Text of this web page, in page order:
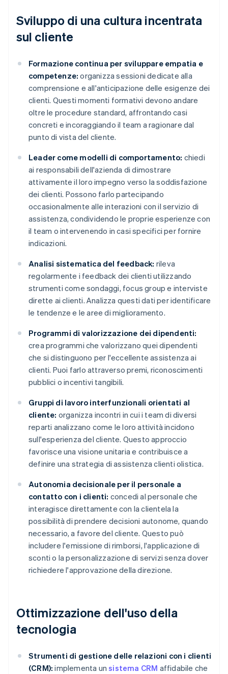
Sviluppo di una cultura incentrata
sul cliente
Formazione continua per sviluppare empatia e
competenze: organizza sessioni dedicate alla
comprensione e all'anticipazione delle esigenze dei
clienti. Questi momenti formativi devono andare
oltre le procedure standard, affrontando casi
concreti e incoraggiando il team a ragionare dal
punto di vista del cliente.
Leader come modelli di comportamento: chiedi
ai responsabili dell'azienda di dimostrare
attivamente il loro impegno verso la soddisfazione
dei clienti. Possono farlo partecipando
occasionalmente alle interazioni con il servizio di
assistenza, condividendo le proprie esperienze con
il team o intervenendo in casi specifici per fornire
indicazioni.
Analisi sistematica del feedback: rileva
regolarmente i feedback dei clienti utilizzando
strumenti come sondaggi, focus group e interviste
dirette ai clienti. Analizza questi dati per identificare
le tendenze e le aree di miglioramento.
Programmi di valorizzazione dei dipendenti:
crea programmi che valorizzano quei dipendenti
che si distinguono per l'eccellente assistenza ai
clienti. Puoi farlo attraverso premi, riconoscimenti
pubblici o incentivi tangibili.
Gruppi di lavoro interfunzionali orientati al
cliente: organizza incontri in cui i team di diversi
reparti analizzano come le loro attività incidono
sull'esperienza del cliente. Questo approccio
favorisce una visione unitaria e contribuisce a
definire una strategia di assistenza clienti olistica.
Autonomia decisionale per il personale a
contatto con i clienti: concedi al personale che
interagisce direttamente con la clientela la
possibilità di prendere decisioni autonome, quando
necessario, a favore del cliente. Questo può
includere l'emissione di rimborsi, l'applicazione di
sconti o la personalizzazione di servizi senza dover
richiedere l'approvazione della direzione.
Ottimizzazione dell'uso della
tecnologia
Strumenti di gestione delle relazioni con i clienti
(CRM): implementa unsistema CRM affidabile che